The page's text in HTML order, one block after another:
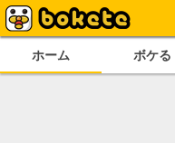
ホーム ボケる